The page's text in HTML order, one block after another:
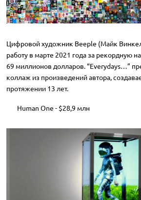
Цифровой художник Beeple (Майк
работу в марте 2021 года за рекордную
69 миллионов долларов. “Everydays…”
коллаж из произведений автора,
протяжении 13 лет.
Human One - $28,9 млн